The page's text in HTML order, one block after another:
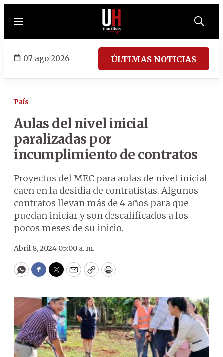
Menú
Mostrar
07 ago 2026 ÚLTIMAS NOTICIAS
País
Aulas del nivel inicial
paralizadas por
incumplimiento de contratos
Proyectos del MEC para aulas de nivel inicial
caen en la desidia de contratistas. Algunos
contratos llevan más de 4 años para que
puedan iniciar y son descalificados a los
pocos meses de su inicio.
Abril 8, 2024 05:00 a. m.
WhatsApp
Facebook
Twitter
EmailCopyPrint